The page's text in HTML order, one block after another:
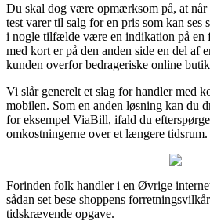
Du skal dog være opmærksom på, at når
test varer til salg for en pris som kan ses
i nogle tilfælde være en indikation på en
med kort er på den anden side en del af
kunden overfor bedrageriske online
Vi slår generelt et slag for handler med
mobilen. Som en anden løsning kan du
for eksempel ViaBill, ifald du
omkostningerne over et længere tidsrum.
Forinden folk handler i en Øvrige
sådan set bese shoppens
tidskrævende opgave.